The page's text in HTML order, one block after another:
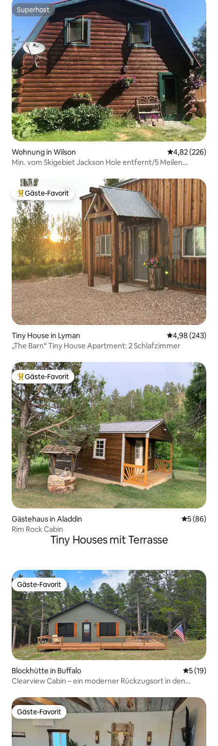
Superhost
Superhost
Wohnung in Wilson
4,82 (226)
Min. vom Skigebiet Jackson Hole entfernt/5 Meilen
Beliebter Gäste-Favorit.
Gäste-Favorit
Tiny House in Lyman
4,98 (243)
„The Barn“ Tiny House Apartment: 2 Schlafzimmer
Beliebter Gäste-Favorit.
Gäste-Favorit
Gästehaus in Aladdin
5 (86)
Rim Rock Cabin
Tiny Houses mit Terrasse
Gäste-Favorit
Gäste-Favorit
Blockhütte in Buffalo
5 (19)
Clearview Cabin – ein moderner Rückzugsort in den
Gäste-Favorit
Gäste-Favorit